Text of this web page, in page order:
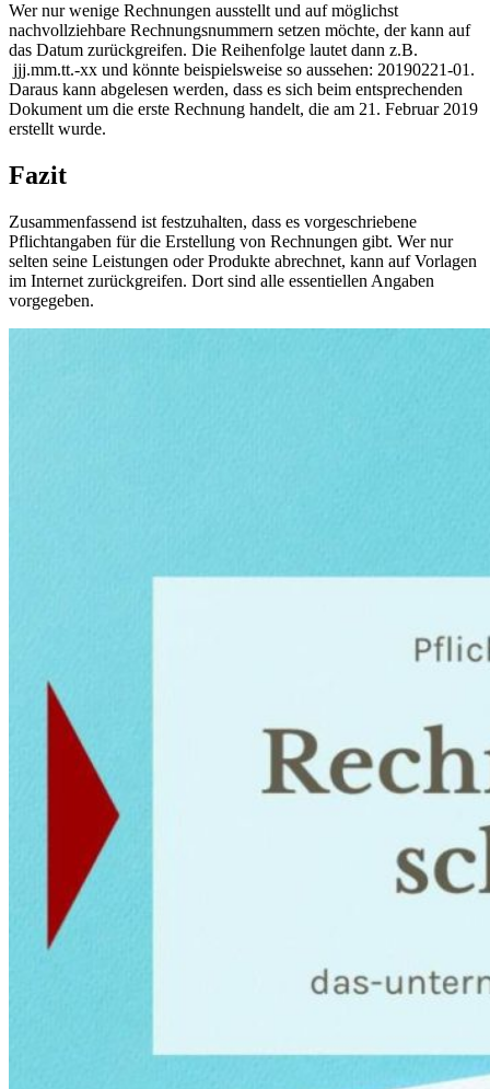
Wer nur wenige Rechnungen ausstellt und auf möglichst
nachvollziehbare Rechnungsnummern setzen möchte, der kann auf
das Datum zurückgreifen. Die Reihenfolge lautet dann z.B.
jjj.mm.tt.-xx und könnte beispielsweise so aussehen: 20190221-01.
Daraus kann abgelesen werden, dass es sich beim entsprechenden
Dokument um die erste Rechnung handelt, die am 21. Februar 2019
erstellt wurde.
Fazit
Zusammenfassend ist festzuhalten, dass es vorgeschriebene
Pflichtangaben für die Erstellung von Rechnungen gibt. Wer nur
selten seine Leistungen oder Produkte abrechnet, kann auf Vorlagen
im Internet zurückgreifen. Dort sind alle essentiellen Angaben
vorgegeben.